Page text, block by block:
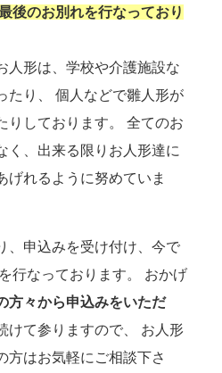
後のお別れを行なっており
人形は、学校や介護施設な
たり、 個人などで雛人形が
りしております。 全てのお
く、出来る限りお人形達に
げれるように努めていま
申込みを受け付け、今で
を行なっております。 おかげ
方々から申込みをいただ
けて参りますので、 お人形
方はお気軽にご相談下さ